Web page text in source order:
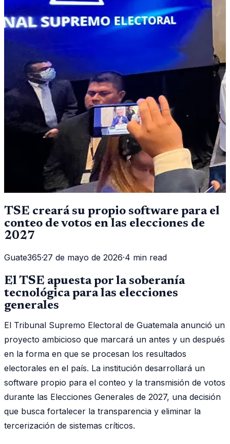
TSE creará su propio software para el
conteo de votos en las elecciones de
2027
Guate365·27 de mayo de 2026·4 min read
El TSE apuesta por la soberanía
tecnológica para las elecciones
generales
El Tribunal Supremo Electoral de Guatemala anunció un
proyecto ambicioso que marcará un antes y un después
en la forma en que se procesan los resultados
electorales en el país. La institución desarrollará un
software propio para el conteo y la transmisión de votos
durante las Elecciones Generales de 2027, una decisión
que busca fortalecer la transparencia y eliminar la
tercerización de sistemas críticos.